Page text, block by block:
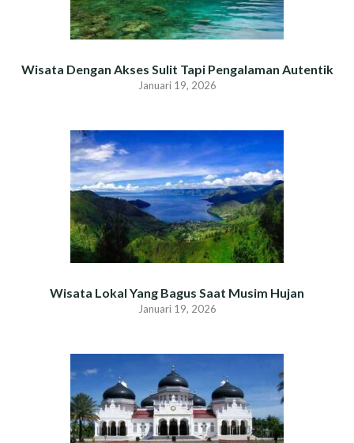
Wisata Dengan Akses Sulit Tapi Pengalaman Autentik
Januari 19, 2026
Wisata Lokal Yang Bagus Saat Musim Hujan
Januari 19, 2026